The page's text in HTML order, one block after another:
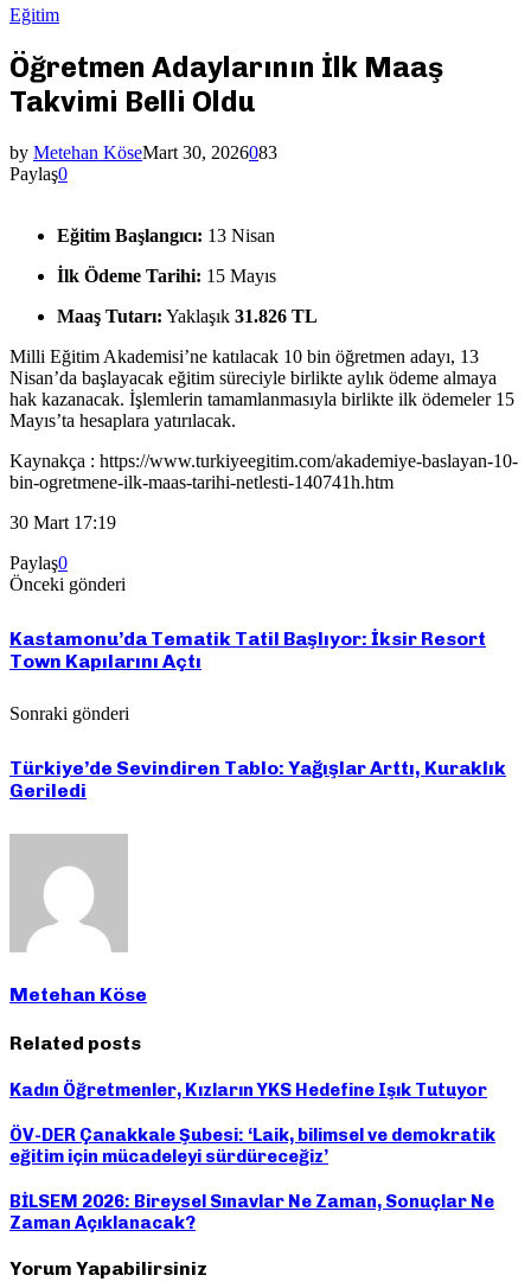
Eğitim
Öğretmen Adaylarının İlk Maaş
Takvimi Belli Oldu
by Metehan KöseMart 30, 2026083
Paylaş0
Eğitim Başlangıcı: 13 Nisan
İlk Ödeme Tarihi: 15 Mayıs
Maaş Tutarı: Yaklaşık 31.826 TL
Milli Eğitim Akademisi’ne katılacak 10 bin öğretmen adayı, 13
Nisan’da başlayacak eğitim süreciyle birlikte aylık ödeme almaya
hak kazanacak. İşlemlerin tamamlanmasıyla birlikte ilk ödemeler 15
Mayıs’ta hesaplara yatırılacak.
Kaynakça : https://www.turkiyeegitim.com/akademiye-baslayan-10-
bin-ogretmene-ilk-maas-tarihi-netlesti-140741h.htm
30 Mart 17:19
Paylaş0
Önceki gönderi
Kastamonu’da Tematik Tatil Başlıyor: İksir Resort
Town Kapılarını Açtı
Sonraki gönderi
Türkiye’de Sevindiren Tablo: Yağışlar Arttı, Kuraklık
Geriledi
Metehan Köse
Related posts
Kadın Öğretmenler, Kızların YKS Hedefine Işık Tutuyor
ÖV-DER Çanakkale Şubesi: ‘Laik, bilimsel ve demokratik
eğitim için mücadeleyi sürdüreceğiz’
BİLSEM 2026: Bireysel Sınavlar Ne Zaman, Sonuçlar Ne
Zaman Açıklanacak?
Yorum Yapabilirsiniz